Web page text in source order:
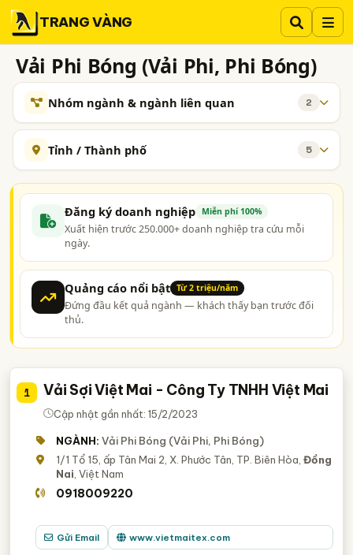
TRANG VÀNG
Vải Phi Bóng (Vải Phi, Phi Bóng)
Nhóm ngành & ngành liên quan 2
Tỉnh / Thành phố 5
TP. Hồ Chí Minh (TPHCM) Đồng Nai
Bắc Ninh
Long An
Quảng Nam
Đăng ký doanh nghiệp Miễn phí 100%
Xuất hiện trước 250.000+ doanh nghiệp tra cứu mỗi
ngày.
Quảng cáo nổi bật Từ 2 triệu/năm
Đứng đầu kết quả ngành — khách thấy bạn trước đối
thủ.
1 Vải Sợi Việt Mai - Công Ty TNHH Việt Mai
Cập nhật gần nhất: 15/2/2023
NGÀNH: Vải Phi Bóng (Vải Phi, Phi Bóng)
1/1 Tổ 15, ấp Tân Mai 2, X. Phước Tân, TP. Biên Hòa,Đồng
Nai , Việt Nam
0918009220
Gửi Email www.vietmaitex.com